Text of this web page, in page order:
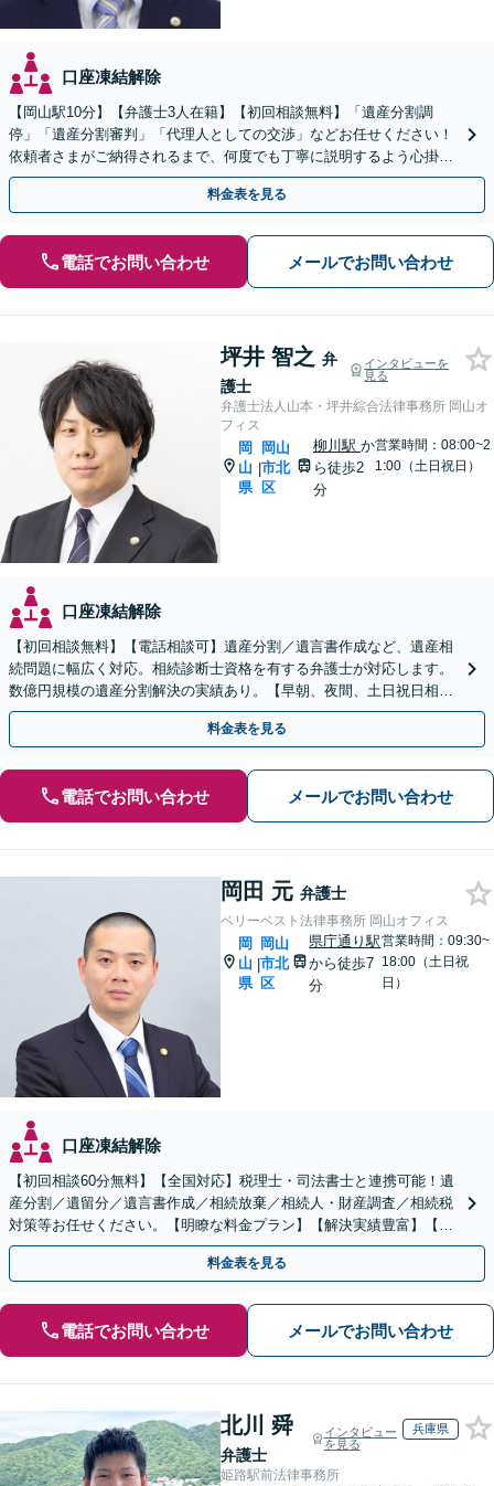
口座凍結解除
【岡山駅10分】【弁護士3人在籍】【初回相談無料】「遺産分割調
停」「遺産分割審判」「代理人としての交渉」などお任せください！
依頼者さまがご納得されるまで、何度でも丁寧に説明するよう心掛け
ています【土日祝／夜間対応可】【当日／電話相談可】
料金表を見る
電話でお問い合わせ メールでお問い合わせ
坪井 智之 弁
護士
インタビューを
見る
弁護士法人山本・坪井綜合法律事務所 岡山オ
フィス
岡
山
県
|
岡山
市北
区
柳川駅か
ら徒歩2
分
営業時間：08:00~2
1:00（土日祝日）
口座凍結解除
【初回相談無料】【電話相談可】遺産分割／遺言書作成など、遺産相
続問題に幅広く対応。相続診断士資格を有する弁護士が対応します。
数億円規模の遺産分割解決の実績あり。【早朝、夜間、土日祝日相談
対応】【カード払い可】
料金表を見る
電話でお問い合わせ メールでお問い合わせ
岡田 元 弁護士
ベリーベスト法律事務所 岡山オフィス
岡
山
県
|
岡山
市北
区
県庁通り駅
から徒歩7
分
営業時間：09:30~
18:00（土日祝
日）
口座凍結解除
【初回相談60分無料】【全国対応】税理士・司法書士と連携可能！遺
産分割／遺留分／遺言書作成／相続放棄／相続人・財産調査／相続税
対策等お任せください。【明瞭な料金プラン】【解決実績豊富】【電
話相談可】
料金表を見る
電話でお問い合わせ メールでお問い合わせ
北川 舜
弁護士
インタビュー
を見る
兵庫県
姫路駅前法律事務所